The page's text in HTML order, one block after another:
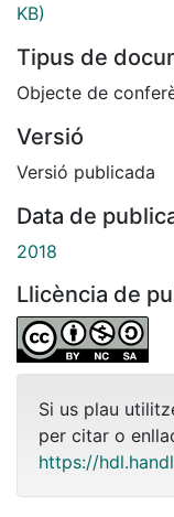
KB)
Tipus de
Objecte de
Versió
Versió publicada
Data de
2018
Llicència de
Si us plau
per citar o
https://